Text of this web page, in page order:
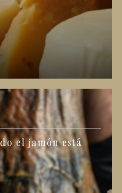
el jamón está